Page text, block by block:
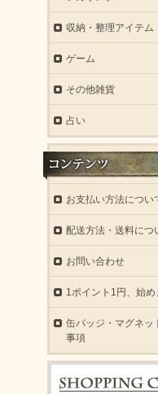
収納・整理アイテム
ゲーム
その他雑貨
占い
お支払い方法につい
配送方法・送料につ
お問い合わせ
1ポイント1円、始め
缶バッジ・マグネッ
事項